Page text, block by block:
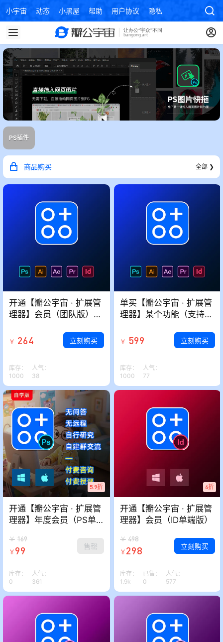
小宇宙 动态 小黑屋 帮助 用户协议 隐私政策
PS插件
商品购买 全部 ❯
开通【瓣公宇宙 · 扩展管
理器】会员（团队版）
￥ 264 立刻购买
库存：
1000
人气：
38
单买【瓣公宇宙 · 扩展管
理器】某个功能（支持按
勿拍！）
￥ 599 立刻购买
库存：
1000
人气：
77
5.9折
开通【瓣公宇宙 · 扩展管
理器】年度会员（PS单
￥ 169
￥ 99 售罄
库存：
0
人气：
361
6折
开通【瓣公宇宙 · 扩展管
理器】会员（ID单端版）
￥ 498
￥ 298 立刻购买
库存：
1.9k
已售：
0
人气：
577